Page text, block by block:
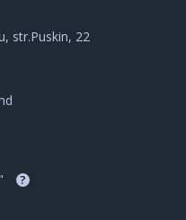
str.Puskin, 22
?